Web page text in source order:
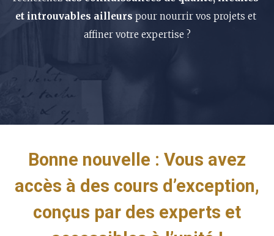
et introuvables ailleurs pour nourrir vos projets et
affiner votre expertise ?
Bonne nouvelle : Vous avez
accès à des cours d’exception,
conçus par des experts et